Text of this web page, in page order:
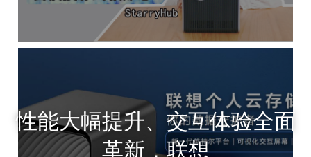
性能大幅提升、交互体验全面
革新，联想